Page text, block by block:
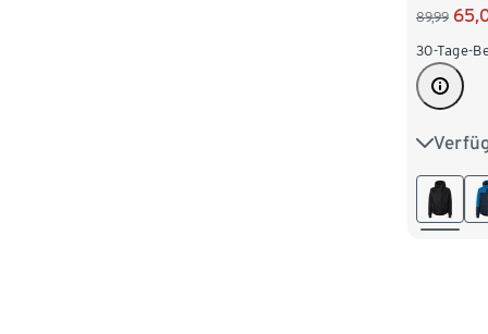
89,99
30-Tage-
S 44/46
L 52/54